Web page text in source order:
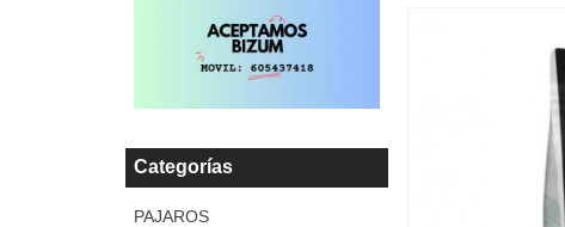
Categorías
PAJAROS